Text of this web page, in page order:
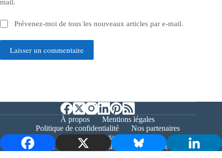
mail.
Prévenez-moi de tous les nouveaux articles par e-mail.
Laisser un commentaire
À propos
Mentions légales
Politique de confidentialité
Nos partenaires
Contact
Copyright © 2026 - Bernieshoot.fr Journal Web